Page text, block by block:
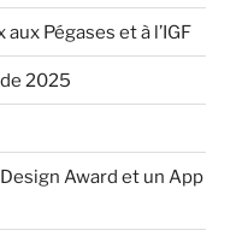
Pégases et à l’IGF
2025
Award et un App